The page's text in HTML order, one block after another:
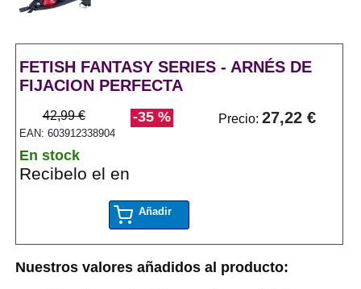
FETISH FANTASY SERIES - ARNÉS DE
FIJACION PERFECTA
Precio:27,22 €
-35 %
42,99 €
EAN: 603912338904
En stock
Recibelo el en
Añadir
Nuestros valores añadidos al producto: